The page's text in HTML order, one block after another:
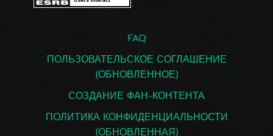
FAQ
ПОЛЬЗОВАТЕЛЬСКОЕ СОГЛАШЕНИЕ
(ОБНОВЛЕННОЕ)
СОЗДАНИЕ ФАН-КОНТЕНТА
ПОЛИТИКА КОНФИДЕНЦИАЛЬНОСТИ
(ОБНОВЛЕННАЯ)